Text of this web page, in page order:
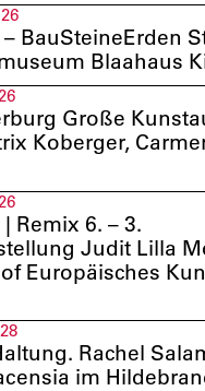
BauSteineErden
Blaahaus
Große
Koberger,
Remix 6. – 3.
Judit Lilla
Europäisches
Rachel
im